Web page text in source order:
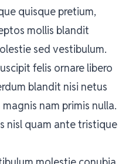
quisque pretium,
mollis blandit
sed vestibulum.
felis ornare libero
blandit nisi netus
nam primis nulla.
nisl quam ante tristique